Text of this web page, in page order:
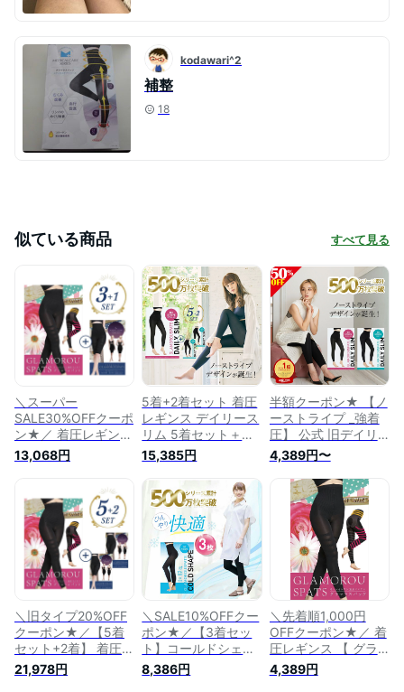
kodawari^2
補整
18
似ている商品 すべて見る
＼スーパー
SALE30%OFFクーポ
ン★／ 着圧レギンス
【旧型3着セット+ナ
イト1着】 弾性スト
ム レディース 公式
正規品 着圧 腹 ハイ
ウエスト 着圧タイツ
お腹 強力 着圧スパ
ッツ 産後 下腹ケア L
LL スパッツ レギン
性ストッキング
13,068円
5着+2着セット 着圧
レギンス デイリース
リム 5着セット＋ソ
フト2着 グラマラス
パッツ 公式 正規品
着圧 夏 レディース
スパッツ タイツ 強
力 強着圧 お腹 産後
ダイエット 腹 産後
ケア 下腹ケア
15,385円
半額クーポン★ 【ノ
ーストライプ _強着
圧】 公式 旧デイリ
ースリム レギュラー
ソフト グラマラスパ
ッツ 正規品 着圧ス
パッツ 着圧タイツ
着圧 ノーストライプ
無地 スパッツ タイ
ツ レギンス ふくら
はぎ 腹 レディース
黒 産後ダイエット
強着圧 YB-LAB.
4,389円〜
＼旧タイプ20%OFF
クーポン★／【5着
セット+2着】 着圧レ
ギンス グラマラスパ
ッツ 5着セット＋ナ
21,978円
＼SALE10%OFFクー
ポン★／【3着セッ
ト】コールドシェイ
プ 3着セット ひんや
り COLDSHAPE 着
8,386円
＼先着順1,000円
OFFクーポン★／ 着
圧レギンス 【 グラ
マラスパッツ 単品】
弾性ストッキング ハ
4,389円